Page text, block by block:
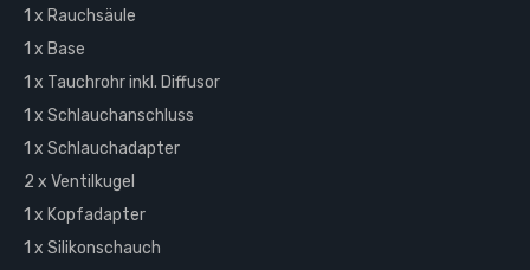
1 x Rauchsäule
1 x Base
1 x Tauchrohr inkl. Diffusor
1 x Schlauchanschluss
1 x Schlauchadapter
2 x Ventilkugel
1 x Kopfadapter
1 x Silikonschauch